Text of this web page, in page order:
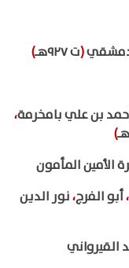
(ت ٩٢٧هـ
)
بن علي بامخرمة،
)
الأمين المأمون
،أبو الفرج،نور الدين
القيرواني